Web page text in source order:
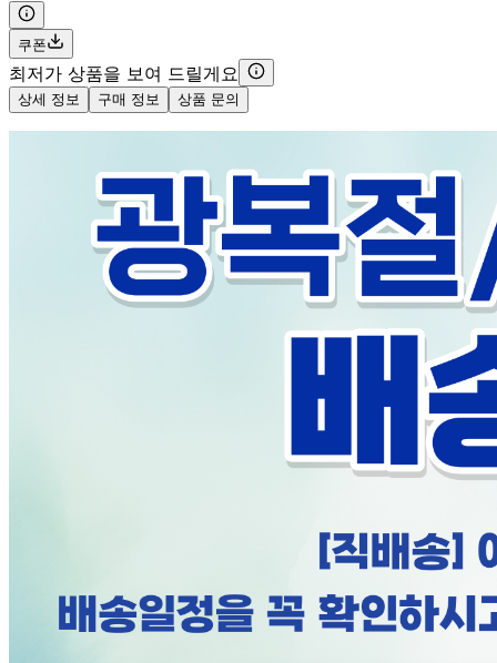
쿠폰
최저가 상품을 보여 드릴게요
상세 정보 구매 정보 상품 문의